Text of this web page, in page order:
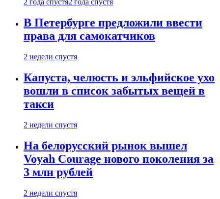
2 года спустя2 года спустя
В Петербурге предложили ввести
права для самокатчиков
2 недели спустя
Капуста, челюсть и эльфийское ухо
вошли в список забытых вещей в
такси
2 недели спустя
На белорусский рынок вышел
Voyah Courage нового поколения за
3 млн рублей
2 недели спустя